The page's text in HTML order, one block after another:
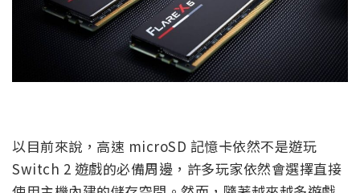
以目前來說，高速 microSD 記憶卡依然不是遊玩
Switch 2 遊戲的必備周邊，許多玩家依然會選擇直接